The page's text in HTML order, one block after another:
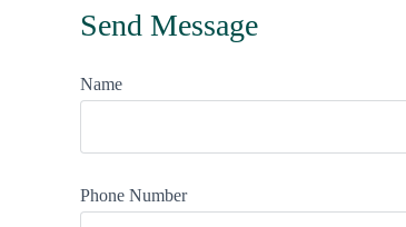
Send Message
Name
Phone Number